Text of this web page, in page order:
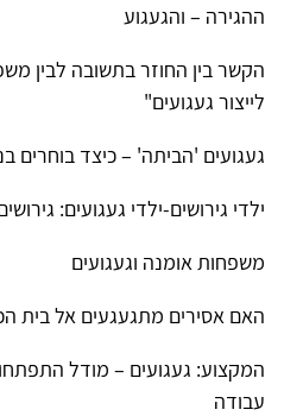
ההגירה – והגעגוע
הקשר בין החוזר בתשובה לבין
לייצור געגועים"
געגועים 'הביתה' – כיצד בוחרים
ילדי גירושים-ילדי געגועים:
משפחות אומנה וגעגועים
האם אסירים מתגעגעים אל בית
המקצוע: געגועים – מודל
עבודה